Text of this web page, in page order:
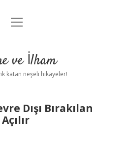
Anasayfa
Uyarı
menüyü
ve İlham
katan neşeli hikayeler!
Dışı Bırakılan